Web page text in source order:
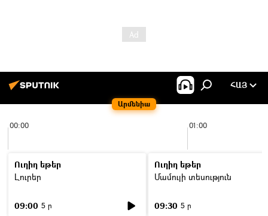
Արմենիա
ՀԱՅ
00:00 01:00
Ուղիղ եթեր
Լուրեր
09:00 5 ր
Ուղիղ եթեր
Մամուլի տեսություն
09:30 5 ր